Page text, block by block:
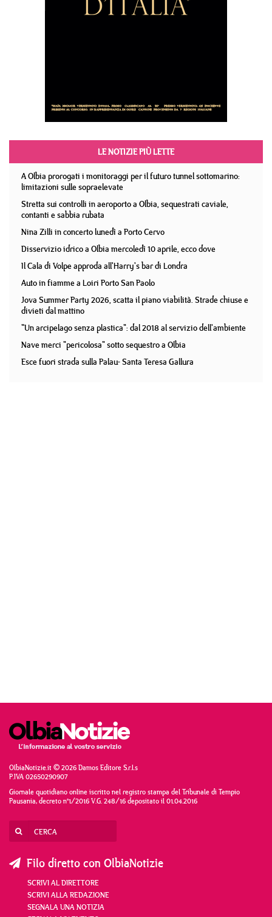
LE NOTIZIE PIÙ LETTE
A Olbia prorogati i monitoraggi per il futuro tunnel sottomarino:
limitazioni sulle sopraelevate
Stretta sui controlli in aeroporto a Olbia, sequestrati caviale,
contanti e sabbia rubata
Nina Zilli in concerto lunedì a Porto Cervo
Disservizio idrico a Olbia mercoledì 10 aprile, ecco dove
Il Cala di Volpe approda all'Harry's bar di Londra
Auto in fiamme a Loiri Porto San Paolo
Jova Summer Party 2026, scatta il piano viabilità. Strade chiuse e
divieti dal mattino
"Un arcipelago senza plastica": dal 2018 al servizio dell'ambiente
Nave merci "pericolosa" sotto sequestro a Olbia
Esce fuori strada sulla Palau- Santa Teresa Gallura
OlbiaNotizie.it © 2026 Damos Editore S.r.l.s
P.IVA 02650290907
Giornale quotidiano online iscritto nel registro stampa del Tribunale di Tempio
Pausania, decreto n°1/2016 V.G. 248/16 depositato il 01.04.2016
Filo diretto con OlbiaNotizie
SCRIVI AL DIRETTORE
SCRIVI ALLA REDAZIONE
SEGNALA UNA NOTIZIA